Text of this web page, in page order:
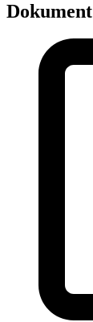
Dokument